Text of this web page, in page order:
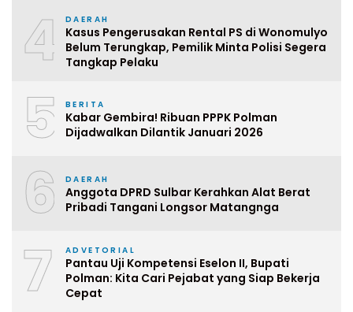
4 DAERAH
Kasus Pengerusakan Rental PS di Wonomulyo
Belum Terungkap, Pemilik Minta Polisi Segera
Tangkap Pelaku
5 BERITA
Kabar Gembira! Ribuan PPPK Polman
Dijadwalkan Dilantik Januari 2026
6 DAERAH
Anggota DPRD Sulbar Kerahkan Alat Berat
Pribadi Tangani Longsor Matangnga
7 ADVETORIAL
Pantau Uji Kompetensi Eselon II, Bupati
Polman: Kita Cari Pejabat yang Siap Bekerja
Cepat